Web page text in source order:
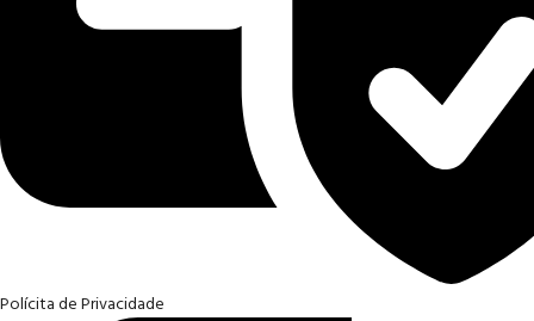
Polícita de Privacidade